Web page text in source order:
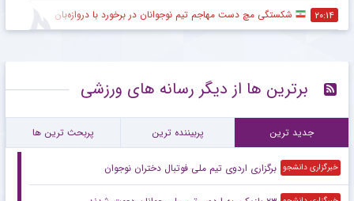
۲۰:۱۴ شکستگی مچ دست مهاجم تیم نوجوانان در برخورد با دروازه‌بان
برترین ها از دیگر رسانه های ورزشی
جدید ترین پربیننده ترین پربحث ترین ها
خبرگزاری دانشجو برگزاری اردوی تیم ملی فوتبال دختران نوجوان